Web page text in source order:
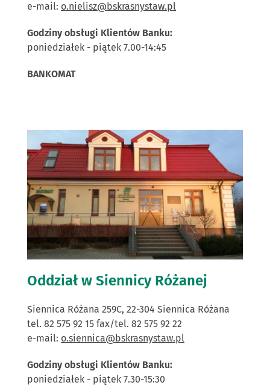
e-mail: o.nielisz@bskrasnystaw.pl
Godziny obsługi Klientów Banku:
poniedziałek - piątek 7.00-14:45
BANKOMAT
Oddział w Siennicy Różanej
Siennica Różana 259C, 22-304 Siennica Różana
tel. 82 575 92 15 fax/tel. 82 575 92 22
e-mail: o.siennica@bskrasnystaw.pl
Godziny obsługi Klientów Banku:
poniedziałek - piątek 7.30-15:30